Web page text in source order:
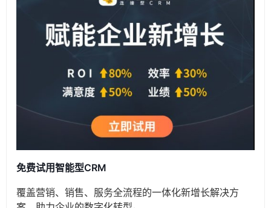
免费试用智能型CRM
覆盖营销、销售、服务全流程的一体化新增长解决方